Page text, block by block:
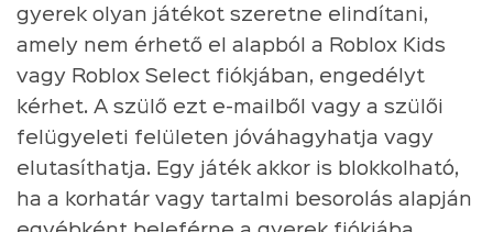
gyerek olyan játékot szeretne elindítani,
amely nem érhető el alapból a Roblox Kids
vagy Roblox Select fiókjában, engedélyt
kérhet. A szülő ezt e-mailből vagy a szülői
felügyeleti felületen jóváhagyhatja vagy
elutasíthatja. Egy játék akkor is blokkolható,
ha a korhatár vagy tartalmi besorolás alapján